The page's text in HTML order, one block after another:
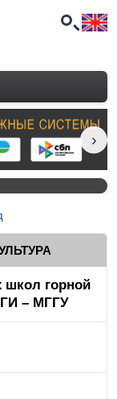
школ горной
– МГГУ